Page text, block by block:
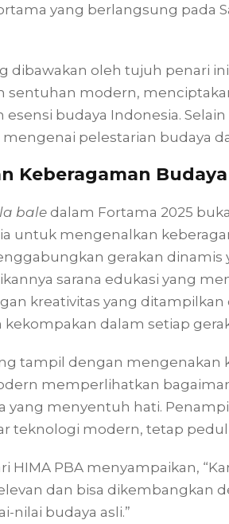
yang berlangsung pada
dibawakan oleh tujuh penari
sentuhan modern,
budaya Indonesia.
pelestarian budaya
Keberagaman
baledalam Fortama 2025
untuk mengenalkan
gerakan
sarana edukasi yang
kreativitas yang
dalam setiap
tampil dengan
memperlihatkan
yang menyentuh hati.
teknologi modern, tetap
HIMA PBA menyampaikan,
dan bisa dikembangkan
nilai budaya asli.”